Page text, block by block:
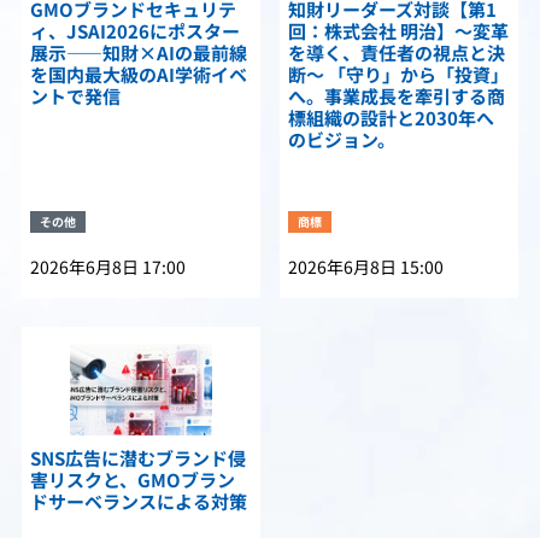
ィ、JSAI2026にポスター
展示――知財×AIの最前線
を国内最大級のAI学術イベ
ントで発信
その他
2026年6月8日 17:00
回：株式会社 明治】〜変革
を導く、責任者の視点と決
断〜 「守り」から「投資」
へ。事業成長を牽引する商
標組織の設計と2030年へ
のビジョン。
商標
2026年6月8日 15:00
SNS広告に潜むブランド侵
害リスクと、GMOブラン
ドサーベランスによる対策